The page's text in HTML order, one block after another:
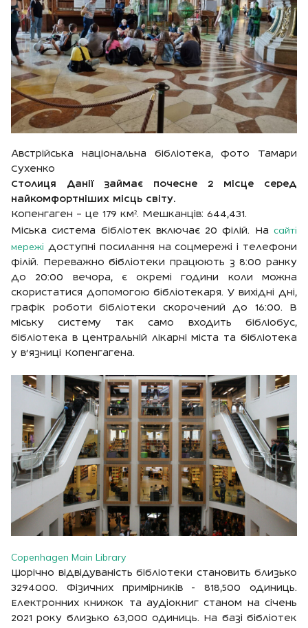
Австрійська національна бібліотека, фото Тамари
Сухенко
Столиця Данії займає почесне 2 місце серед
найкомфортніших місць світу.
Копенгаген – це 179 км². Мешканців: 644,431.
Міська система бібліотек включає 20 філій. На сайті
мережі доступні посилання на соцмережі і телефони
філій. Переважно бібліотеки працюють з 8:00 ранку
до 20:00 вечора, є окремі години коли можна
скористатися допомогою бібліотекаря. У вихідні дні,
графік роботи бібліотеки скорочений до 16:00. В
міську систему так само входить бібліобус,
бібліотека в центральній лікарні міста та бібліотека
у в’язниці Копенгагена.
Copenhagen Main Library
Щорічно відвідуваність бібліотеки становить близько
3294000. Фізичних примірників - 818,500 одиниць.
Електронних книжок та аудіокниг станом на січень
2021 року близько 63,000 одиниць. На базі бібліотек